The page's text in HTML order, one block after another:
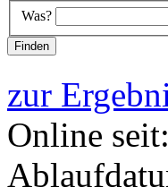
Was?
zur
Online